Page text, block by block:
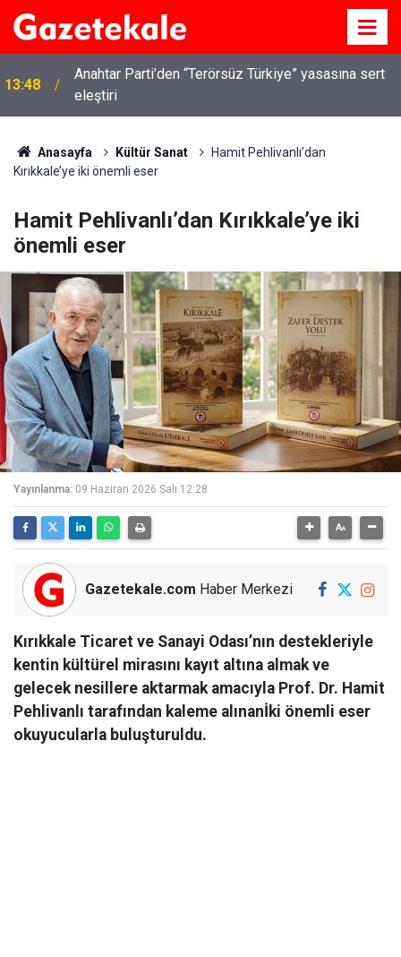
13:48
Anahtar Parti’den “Terörsüz Türkiye” yasasına sert
eleştiri
Anasayfa Kültür Sanat
Hamit Pehlivanlı’dan
Kırıkkale’ye iki önemli eser
Hamit Pehlivanlı’dan Kırıkkale’ye iki
önemli eser
Yayınlanma: 09 Haziran 2026 Salı 12:28
Gazetekale.com Haber Merkezi
Kırıkkale Ticaret ve Sanayi Odası’nın destekleriyle
kentin kültürel mirasını kayıt altına almak ve
gelecek nesillere aktarmak amacıyla Prof. Dr. Hamit
Pehlivanlı tarafından kaleme alınanİki önemli eser
okuyucularla buluşturuldu.